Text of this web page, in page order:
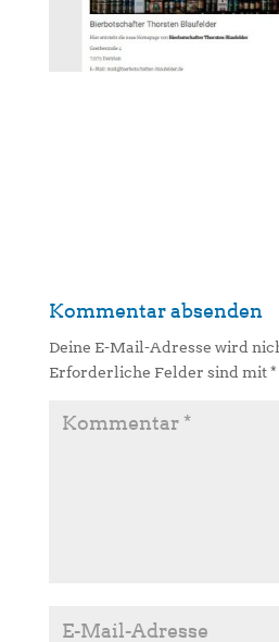
Kommentar absenden
Deine E-Mail-Adresse wird
Erforderliche Felder sind mit*